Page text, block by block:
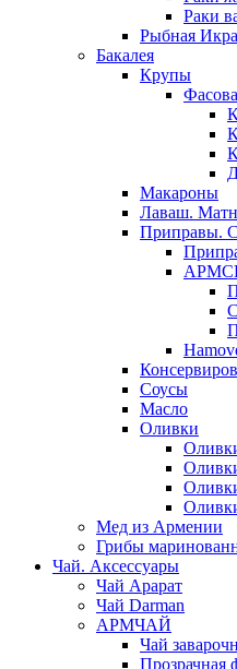
Раки
Рыбная Икра
Бакалея
Крупы
Макароны
Лаваш.
Приправы.
Соусы
Масло
Оливки
Мед из Армении
Грибы
Чай. Аксессуары
Чай Арарат
Чай Darman
АРМЧАЙ
Чай
Прозрачная